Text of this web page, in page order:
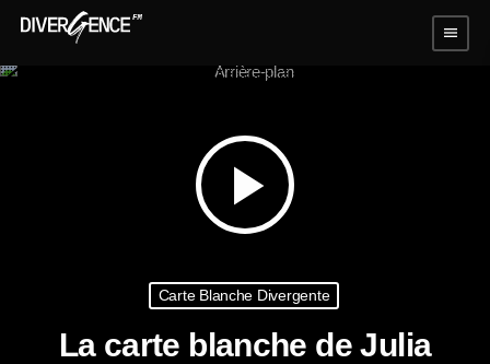
menu
play_arrow
Carte Blanche Divergente
La carte blanche de Julia